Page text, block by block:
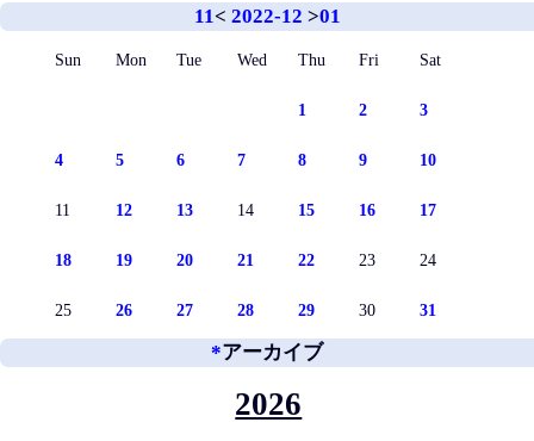
11< 2022-12 >01
Sun Mon Tue Wed Thu Fri Sat
1 2 3
4 5 6 7 8 9 10
11 12 13 14 15 16 17
18 19 20 21 22 23 24
25 26 27 28 29 30 31
*アーカイブ
2026